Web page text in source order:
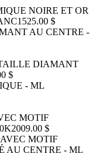
NOIRE ET OR
1525.00 $
DIAMANT
$
MOTIF
2009.00 $